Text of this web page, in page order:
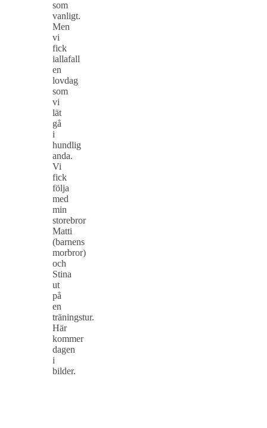
som
vanligt.
Men
vi
fick
iallafall
en
lovdag
som
vi
lät
gå
i
hundlig
anda.
Vi
fick
följa
med
min
storebror
Matti
(barnens
morbror)
och
Stina
ut
på
en
träningstur.
Här
kommer
dagen
i
bilder.